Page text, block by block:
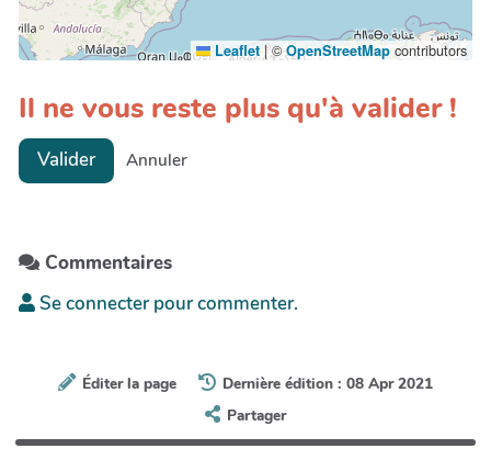
Leaflet |© OpenStreetMap contributors
Il ne vous reste plus qu'à valider !
Valider Annuler
Commentaires
Se connecter pour commenter.
Éditer la page
Dernière édition : 08 Apr 2021
Partager